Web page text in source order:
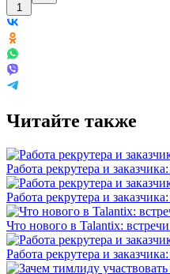
1
Читайте также
Работа рекрутера и
Работа рекрутера и
Что нового в Talantix:
Работа рекрутера и